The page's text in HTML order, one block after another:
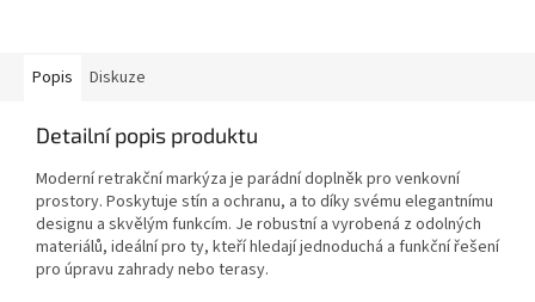
Popis Diskuze
Detailní popis produktu
Moderní retrakční markýza je parádní doplněk pro venkovní
prostory. Poskytuje stín a ochranu, a to díky svému elegantnímu
designu a skvělým funkcím. Je robustní a vyrobená z odolných
materiálů, ideální pro ty, kteří hledají jednoduchá a funkční řešení
pro úpravu zahrady nebo terasy.